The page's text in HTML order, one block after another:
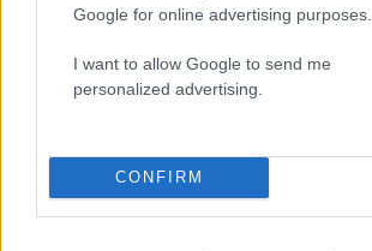
Google for online advertising purposes.
I want to allow Google to send me
personalized advertising.
CONFIRM
Σχόλια
Σχολίασε